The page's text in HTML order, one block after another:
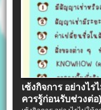
เซ้งกิจการ อย่างไ
ควรรู้ก่อนรับช่วงต่อ)